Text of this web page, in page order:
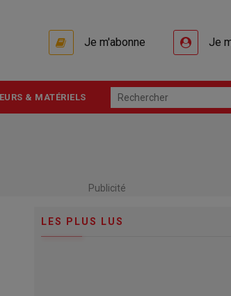
Je m'abonne Je
& MATÉRIELS
Publicité
LES PLUS LUS